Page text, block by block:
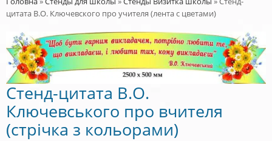
цитата В.О. Ключевского про учителя (лента с цветами)
Стенд-цитата В.О.
Ключевського про вчителя
(стрічка з кольорами)